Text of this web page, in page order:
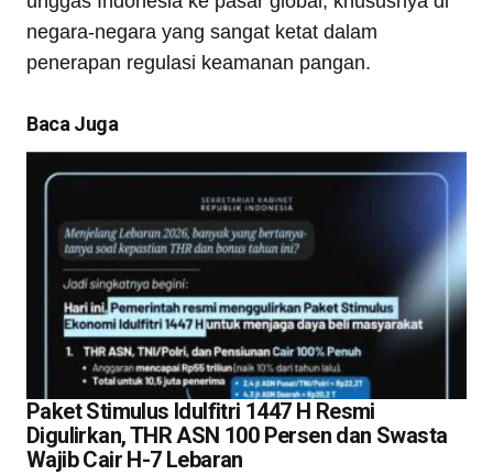
negara-negara yang sangat ketat dalam
penerapan regulasi keamanan pangan.
Baca Juga
Paket Stimulus Idulfitri 1447 H Resmi
Digulirkan, THR ASN 100 Persen dan Swasta
Wajib Cair H-7 Lebaran